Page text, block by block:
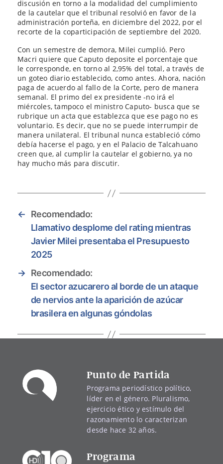
discusión en torno a la modalidad del cumplimiento
de la cautelar que el tribunal resolvió en favor de la
administración porteña, en diciembre del 2022, por el
recorte de la coparticipación de septiembre del 2020.
Con un semestre de demora, Milei cumplió. Pero
Macri quiere que Caputo deposite el porcentaje que
le corresponde, en torno al 2,95% del total, a través de
un goteo diario establecido, como antes. Ahora, nación
paga de acuerdo al fallo de la Corte, pero de manera
semanal. El primo del ex presidente -no irá el
miércoles, tampoco el ministro Caputo- busca que se
rubrique un acta que establezca que ese pago no es
voluntario. Es decir, que no se puede interrumpir de
manera unilateral. El tribunal nunca estableció cómo
debía hacerse el pago, y en el Palacio de Talcahuano
creen que, al cumplir la cautelar el gobierno, ya no
hay mucho más para discutir.
←
Recomendado:
Llamativo desplome del rating mientras
Javier Milei presentaba el Presupuesto
2025
→ Recomendado:
El sector azucarero al borde de un ataque
de nervios ante la aparición de azúcar
brasilera en algunas góndolas
Punto de Partida
Programa periodístico político,
líder en el género. Pluralismo,
ejercicio ético y estímulo del
razonamiento lo caracterizan
desde hace 32 años.
Programa